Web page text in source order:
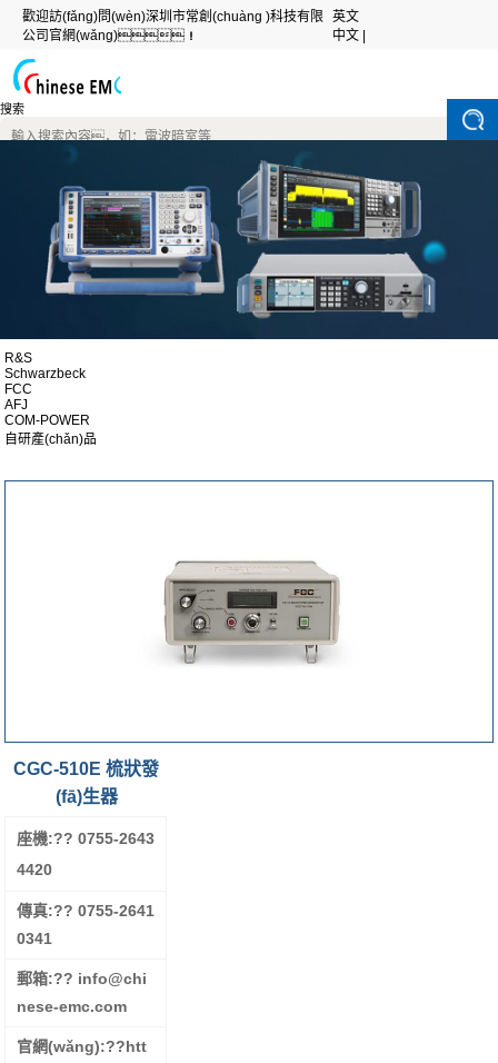
歡迎訪(fǎng)問(wèn)深圳市常創(chuàng )科技有限
公司官網(wǎng)！
英文
中文 |
搜索
R&S
Schwarzbeck
FCC
AFJ
COM-POWER
自研產(chǎn)品
CGC-510E 梳狀發
(fā)生器
座機:?? 0755-2643
4420
傳真:?? 0755-2641
0341
郵箱:?? info@chi
nese-emc.com
官網(wǎng):??htt